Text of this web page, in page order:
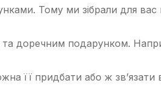
Тому ми зібрали для
доречним подарунком.
її придбати або ж зв’язати